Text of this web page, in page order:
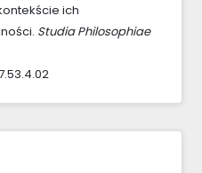
ich
Studia Philosophiae